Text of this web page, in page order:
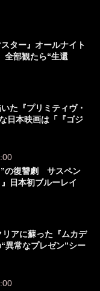
ター』オールナイト
全部観たら“生還
た『プリミティヴ・
日本映画は「『ゴジ
”の復讐劇 サスペン
日本初ブルーレイ
アに蘇った『ムカデ
異常なプレゼン”シー